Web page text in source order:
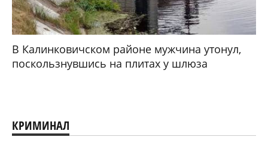
В Калинковичском районе мужчина утонул,
поскользнувшись на плитах у шлюза
КРИМИНАЛ